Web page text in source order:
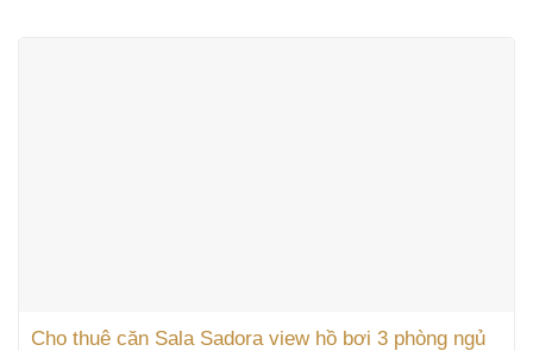
Cho thuê căn Sala Sadora view hồ bơi 3 phòng ngủ